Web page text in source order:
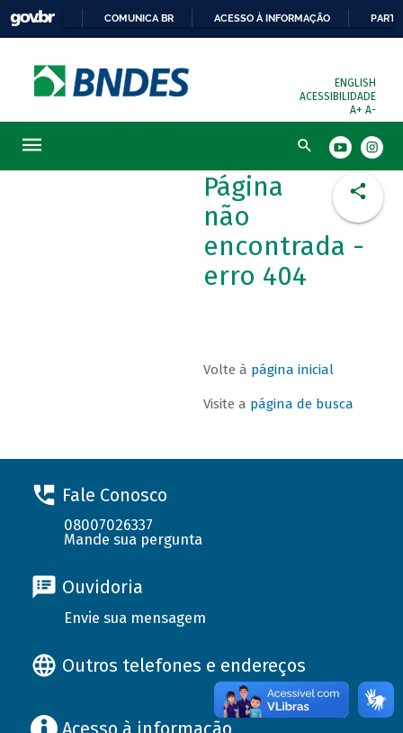
COMUNICA BR ACESSO À INFORMAÇÃO
ENGLISH
ACESSIBILIDADE
A+ A-
Busca
Página
não
encontrada -
erro 404
Volte à página inicial
Visite a página de busca
Fale Conosco
08007026337
Mande sua pergunta
Ouvidoria
Envie sua mensagem
Outros telefones e endereços